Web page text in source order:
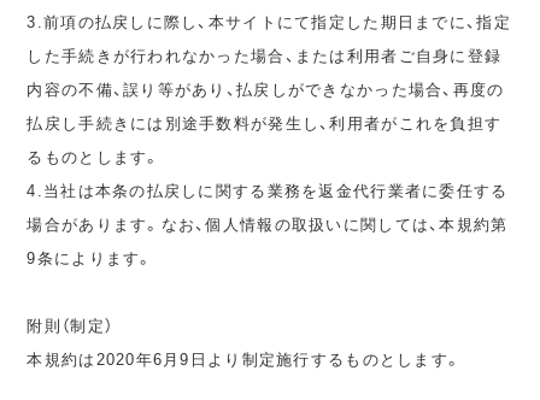
3.前項の払戻しに際し、本サイトにて指定した期日までに、指定
した手続きが行われなかった場合、または利用者ご自身に登録
内容の不備、誤り等があり、払戻しができなかった場合、再度の
払戻し手続きには別途手数料が発生し、利用者がこれを負担す
るものとします。
4.当社は本条の払戻しに関する業務を返金代行業者に委任する
場合があります。なお、個人情報の取扱いに関しては、本規約第
9条によります。
附則（制定）
本規約は2020年6月9日より制定施行するものとします。